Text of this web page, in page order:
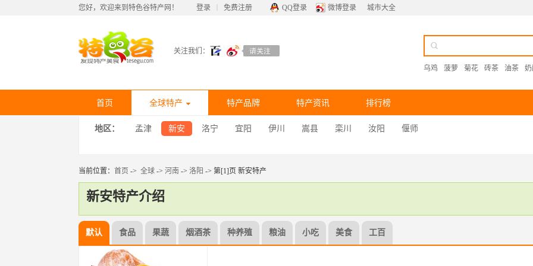
您好，欢迎来到特色谷特产网！ 登录 免费注册 QQ登录 微博登录 城市大全
关注我们：
乌鸡 菠萝 菊花 砖茶 油茶
首页 全球特产 特产品牌 特产资讯 排行榜
地区： 孟津 新安 洛宁 宜阳 伊川 嵩县 栾川 汝阳 偃师
当前位置： 首页 -> 全球 -> 河南 -> 洛阳 -> 第[1]页 新安特产
新安特产介绍
默认 食品 果蔬 烟酒茶 种养殖 粮油 小吃 美食 工百